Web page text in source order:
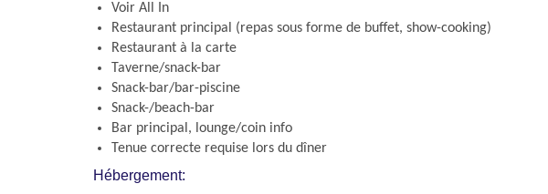
Voir All In
Restaurant principal (repas sous forme de buffet, show-cooking)
Restaurant à la carte
Taverne/snack-bar
Snack-bar/bar-piscine
Snack-/beach-bar
Bar principal, lounge/coin info
Tenue correcte requise lors du dîner
Hébergement: